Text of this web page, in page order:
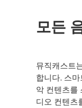
모든
뮤직캐스트
합니다. 스
악 컨텐츠를
디오 컨텐츠